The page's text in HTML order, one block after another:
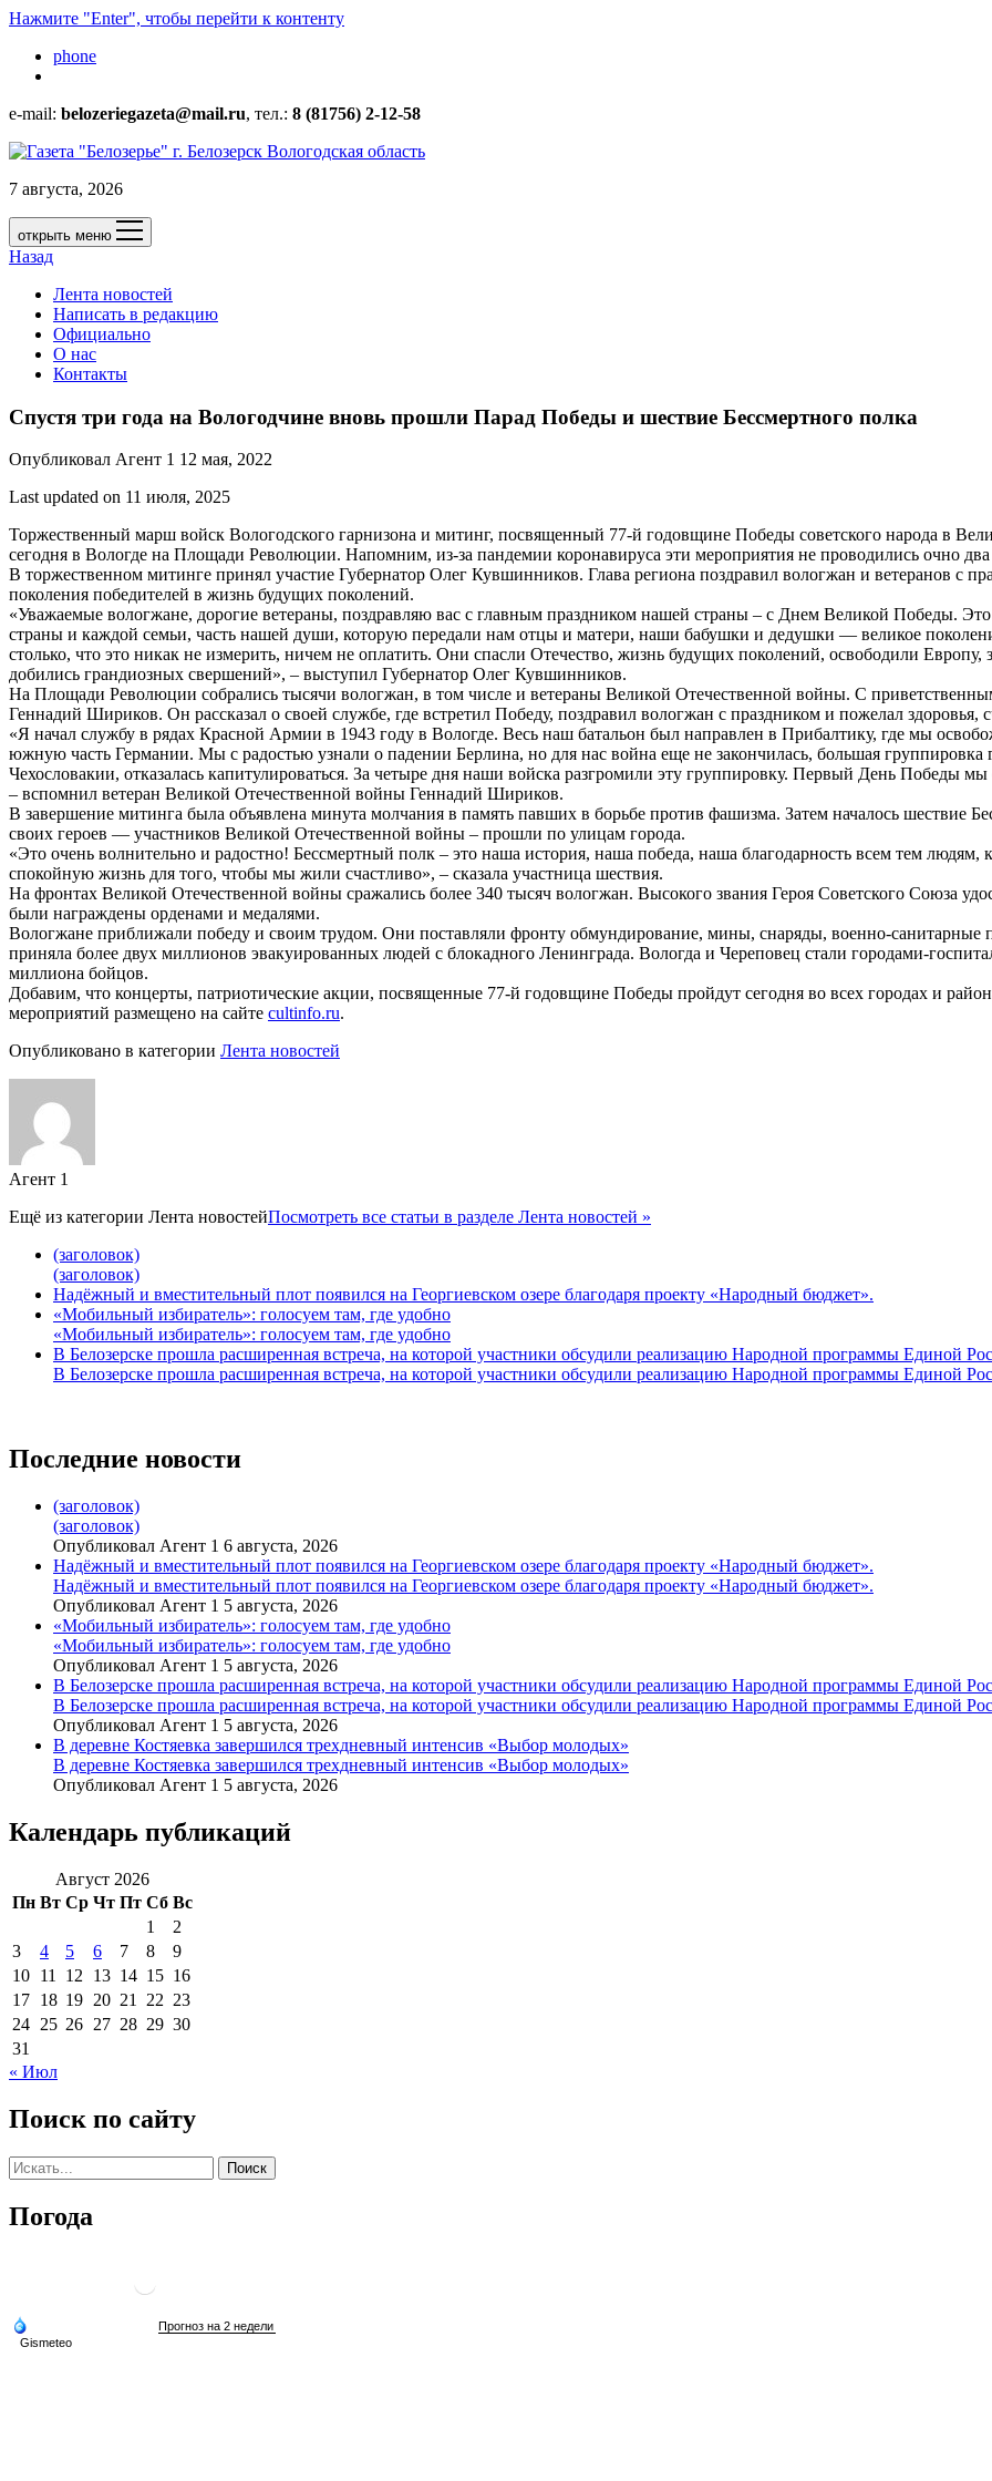
Нажмите "Enter", чтобы перейти к контенту
phone
e-mail: belozeriegazeta@mail.ru, тел.: 8 (81756) 2-12-58
7 августа, 2026
открыть меню
Назад
Лента новостей
Написать в редакцию
Официально
О нас
Контакты
Спустя три года на Вологодчине вновь прошли Парад Победы и шествие Бессмертного полка
Опубликовал Агент 1 12 мая, 2022
Last updated on 11 июля, 2025
Торжественный марш войск Вологодского гарнизона и митинг, посвященный 77-й годовщине Победы советского народа в
сегодня в Вологде на Площади Революции. Напомним, из-за пандемии коронавируса эти мероприятия не проводились очно два
В торжественном митинге принял участие Губернатор Олег Кувшинников. Глава региона поздравил вологжан и ветеранов с
поколения победителей в жизнь будущих поколений.
«Уважаемые вологжане, дорогие ветераны, поздравляю вас с главным праздником нашей страны – с Днем Великой Победы.
страны и каждой семьи, часть нашей души, которую передали нам отцы и матери, наши бабушки и дедушки — великое
столько, что это никак не измерить, ничем не оплатить. Они спасли Отечество, жизнь будущих поколений, освободили Европу,
добились грандиозных свершений», – выступил Губернатор Олег Кувшинников.
На Площади Революции собрались тысячи вологжан, в том числе и ветераны Великой Отечественной войны. С
Геннадий Шириков. Он рассказал о своей службе, где встретил Победу, поздравил вологжан с праздником и пожелал здоровья,
«Я начал службу в рядах Красной Армии в 1943 году в Вологде. Весь наш батальон был направлен в Прибалтику, где мы
южную часть Германии. Мы с радостью узнали о падении Берлина, но для нас война еще не закончилась, большая группировка
Чехословакии, отказалась капитулироваться. За четыре дня наши войска разгромили эту группировку. Первый День Победы
– вспомнил ветеран Великой Отечественной войны Геннадий Шириков.
В завершение митинга была объявлена минута молчания в память павших в борьбе против фашизма. Затем началось шествие
своих героев — участников Великой Отечественной войны – прошли по улицам города.
«Это очень волнительно и радостно! Бессмертный полк – это наша история, наша победа, наша благодарность всем тем людям,
спокойную жизнь для того, чтобы мы жили счастливо», – сказала участница шествия.
На фронтах Великой Отечественной войны сражались более 340 тысяч вологжан. Высокого звания Героя Советского Союза
были награждены орденами и медалями.
Вологжане приближали победу и своим трудом. Они поставляли фронту обмундирование, мины, снаряды, военно-санитарные
приняла более двух миллионов эвакуированных людей с блокадного Ленинграда. Вологда и Череповец стали городами-
миллиона бойцов.
Добавим, что концерты, патриотические акции, посвященные 77-й годовщине Победы пройдут сегодня во всех городах и
мероприятий размещено на сайте cultinfo.ru.
Опубликовано в категории Лента новостей
Агент 1
Ещё из категории Лента новостейПосмотреть все статьи в разделе Лента новостей »
(заголовок)
(заголовок)
Надёжный и вместительный плот появился на Георгиевском озере благодаря проекту «Народный бюджет».
«Мобильный избиратель»: голосуем там, где удобно
«Мобильный избиратель»: голосуем там, где удобно
В Белозерске прошла расширенная встреча, на которой участники обсудили реализацию Народной программы Единой
В Белозерске прошла расширенная встреча, на которой участники обсудили реализацию Народной программы Единой
Последние новости
(заголовок)
(заголовок)
Опубликовал Агент 1 6 августа, 2026
Надёжный и вместительный плот появился на Георгиевском озере благодаря проекту «Народный бюджет».
Надёжный и вместительный плот появился на Георгиевском озере благодаря проекту «Народный бюджет».
Опубликовал Агент 1 5 августа, 2026
«Мобильный избиратель»: голосуем там, где удобно
«Мобильный избиратель»: голосуем там, где удобно
Опубликовал Агент 1 5 августа, 2026
В Белозерске прошла расширенная встреча, на которой участники обсудили реализацию Народной программы Единой
В Белозерске прошла расширенная встреча, на которой участники обсудили реализацию Народной программы Единой
Опубликовал Агент 1 5 августа, 2026
В деревне Костяевка завершился трехдневный интенсив «Выбор молодых»
В деревне Костяевка завершился трехдневный интенсив «Выбор молодых»
Опубликовал Агент 1 5 августа, 2026
Календарь публикаций
Август 2026
Пн Вт Ср Чт Пт Сб Вс
1
2
3
4 5 6 7 8
9
10 11 12 13 14 15 16
17 18 19 20 21 22 23
24 25 26 27 28 29 30
31
« Июл
Поиск по сайту
Погода